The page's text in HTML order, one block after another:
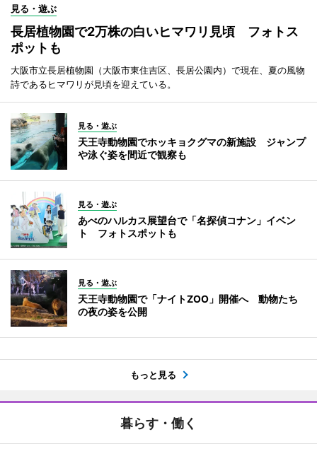
見る・遊ぶ
長居植物園で2万株の白いヒマワリ見頃 フォトス
ポットも
大阪市立長居植物園（大阪市東住吉区、長居公園内）で現在、夏の風物
詩であるヒマワリが見頃を迎えている。
見る・遊ぶ
天王寺動物園でホッキョクグマの新施設 ジャンプ
や泳ぐ姿を間近で観察も
見る・遊ぶ
あべのハルカス展望台で「名探偵コナン」イベン
ト フォトスポットも
見る・遊ぶ
天王寺動物園で「ナイトZOO」開催へ 動物たち
の夜の姿を公開
もっと見る
暮らす・働く